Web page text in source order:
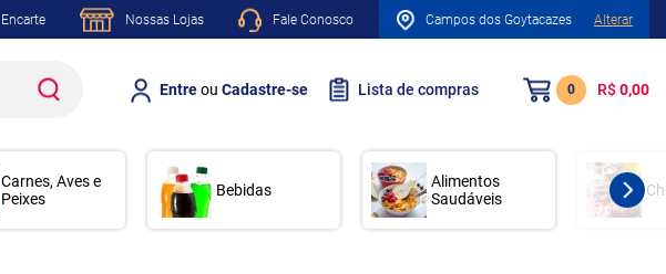
Encarte Nossas Lojas Fale Conosco Campos dos Goytacazes Alterar
Entreou Cadastre-se Lista de compras R$0,00
0
Carnes, Aves e
Peixes
Bebidas
Alimentos
Saudáveis